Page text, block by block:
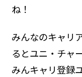
ね！
みんなのキャリ
るとユニ・チャ
みんキャリ登録